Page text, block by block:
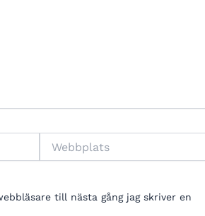
till nästa gång jag skriver en